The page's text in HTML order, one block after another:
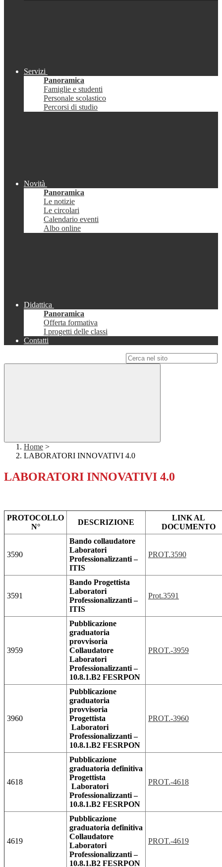
Servizi
Panoramica
Famiglie e studenti
Personale scolastico
Percorsi di studio
Novità
Panoramica
Le notizie
Le circolari
Calendario eventi
Albo online
Didattica
Panoramica
Offerta formativa
I progetti delle classi
Contatti
Home >
LABORATORI INNOVATIVI 4.0
LABORATORI INNOVATIVI 4.0
PROTOCOLLO
N°
DESCRIZIONE
LINK AL
DOCUMENTO
3590
Bando collaudatore
Laboratori
Professionalizzanti –
ITIS
PROT.3590
3591
Bando Progettista
Laboratori
Professionalizzanti –
ITIS
Prot.3591
3959
Pubblicazione
graduatoria
provvisoria
Collaudatore
Laboratori
Professionalizzanti –
10.8.1.B2 FESRPON
PROT.-3959
3960
Pubblicazione
graduatoria
provvisoria
Progettista
Laboratori
Professionalizzanti –
10.8.1.B2 FESRPON
PROT.-3960
4618
Pubblicazione
graduatoria definitiva
Progettista
Laboratori
Professionalizzanti –
10.8.1.B2 FESRPON
PROT.-4618
4619
Pubblicazione
graduatoria definitiva
Collaudatore
Laboratori
Professionalizzanti –
10.8.1.B2 FESRPON
PROT.-4619